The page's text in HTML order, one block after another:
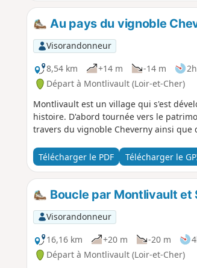
Au pays du vignoble
Visorandonneur
8,54 km
+14 m -14 m
Départ à Montlivault (Loir-et-Cher)
Montlivault est un village qui s'est
histoire. D'abord tournée vers le
travers du vignoble Cheverny ainsi que
Télécharger le PDF Télécharger le
Boucle par Montlivault
Visorandonneur
16,16 km
+20 m -20 m
Départ à Montlivault (Loir-et-Cher)